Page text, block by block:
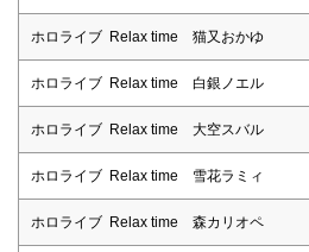
ホロライブ Relax time 猫又おかゆ
ホロライブ Relax time 白銀ノエル
ホロライブ Relax time 大空スバル
ホロライブ Relax time 雪花ラミィ
ホロライブ Relax time 森カリオペ